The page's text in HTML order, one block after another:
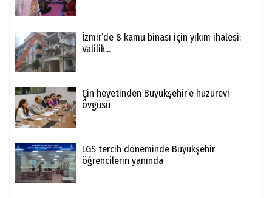
İzmir’de 8 kamu binası için yıkım ihalesi:
Valilik...
Çin heyetinden Büyükşehir’e huzurevi
övgüsü
LGS tercih döneminde Büyükşehir
öğrencilerin yanında